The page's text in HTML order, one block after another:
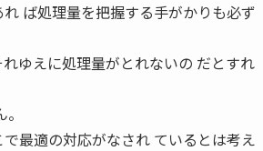
ば処理量を把握する手がかりも必ず
ゆえに処理量がとれないの だとすれ
最適の対応がなされ ているとは考え